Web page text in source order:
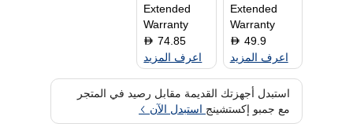
Extended
Warranty
D 49.9
اعرف المزيد
Extended
Warranty
D 74.85
اعرف المزيد
استبدل أجهزتك القديمة مقابل رصيد في المتجر
مع جمبو إكستشينج استبدل الآن